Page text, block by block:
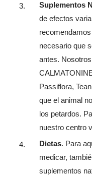
Suplementos
de efectos
necesario que
antes.
Passiflora,
que el animal
los petardos.
nuestro centro
Dietas. Para
medicar,
suplementos